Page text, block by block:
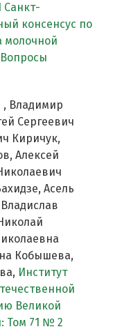
I Cанкт-
консенсус по
молочной
Вопросы
, Владимир
Сергеевич
Киричук,
Алексей
Асель
Кобышева,
Институт
Великой
Том 71 № 2